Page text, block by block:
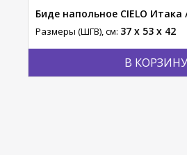
В КОРЗИНУ
Биде напольное CIELO Итака
Размеры (ШГВ), см: 37 x 53 x 42